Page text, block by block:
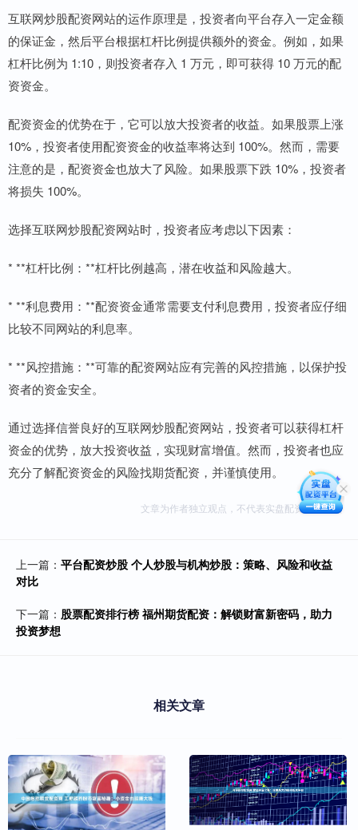
互联网炒股配资网站的运作原理是，投资者向平台存入一定金额
的保证金，然后平台根据杠杆比例提供额外的资金。例如，如果
杠杆比例为 1:10，则投资者存入 1 万元，即可获得 10 万元的配
资资金。
配资资金的优势在于，它可以放大投资者的收益。如果股票上涨
10%，投资者使用配资资金的收益率将达到 100%。然而，需要
注意的是，配资资金也放大了风险。如果股票下跌 10%，投资者
将损失 100%。
选择互联网炒股配资网站时，投资者应考虑以下因素：
* **杠杆比例：**杠杆比例越高，潜在收益和风险越大。
* **利息费用：**配资资金通常需要支付利息费用，投资者应仔细
比较不同网站的利息率。
* **风控措施：**可靠的配资网站应有完善的风控措施，以保护投
资者的资金安全。
通过选择信誉良好的互联网炒股配资网站，投资者可以获得杠杆
资金的优势，放大投资收益，实现财富增值。然而，投资者也应
充分了解配资资金的风险找期货配资，并谨慎使用。
文章为作者独立观点，不代表实盘配资公司观点
上一篇： 平台配资炒股 个人炒股与机构炒股：策略、风险和收益
对比
下一篇： 股票配资排行榜 福州期货配资：解锁财富新密码，助力
投资梦想
相关文章